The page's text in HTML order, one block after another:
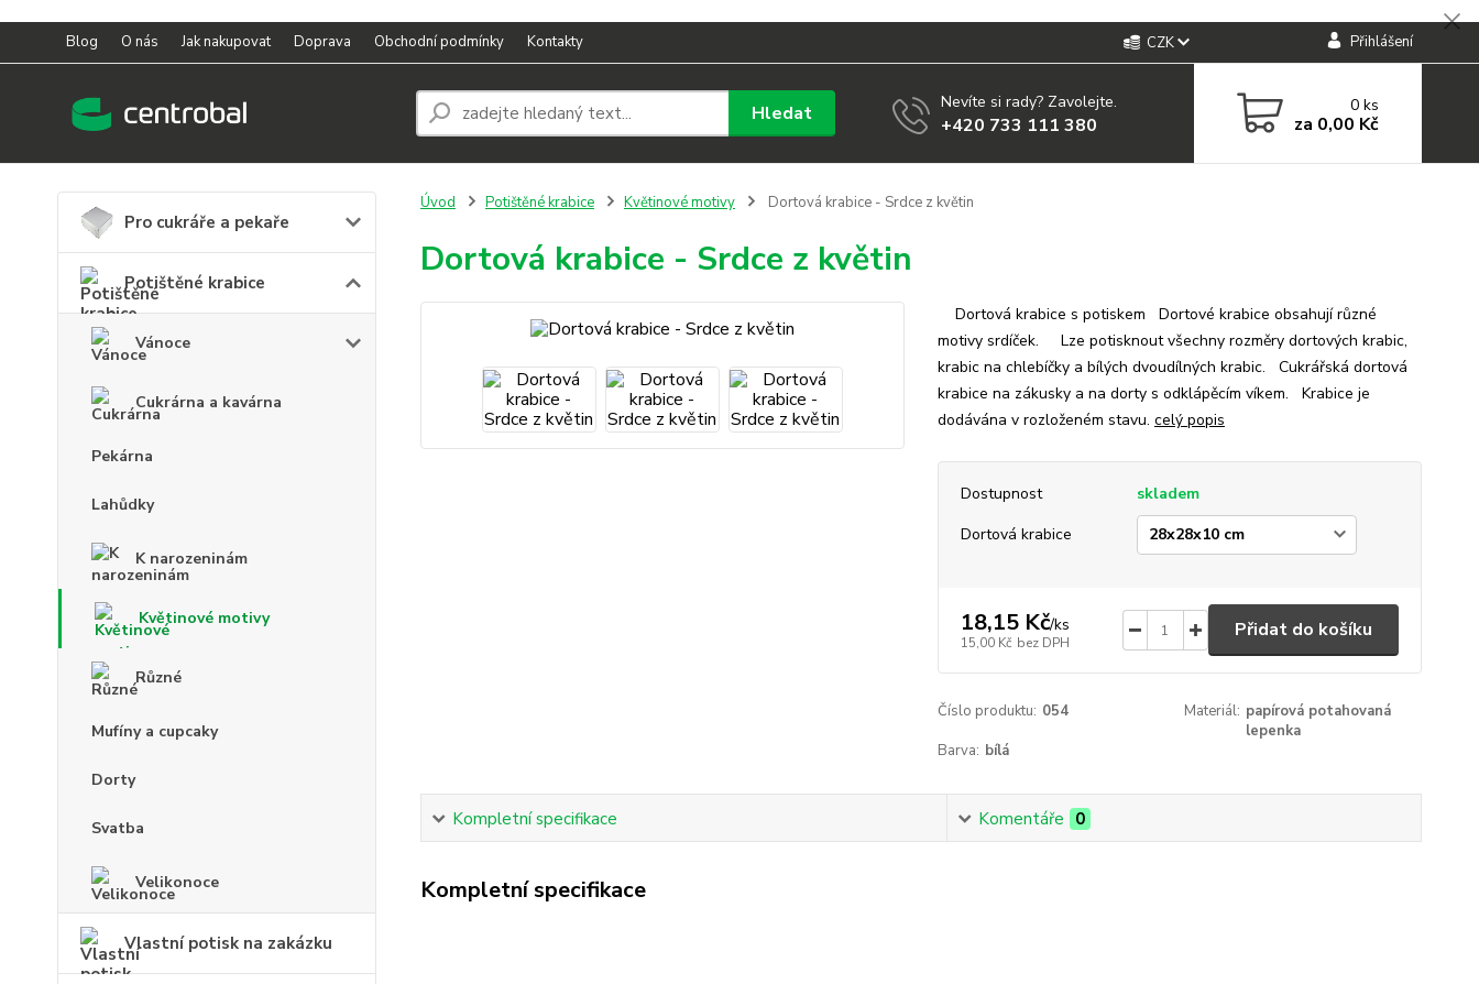
Blog O nás Jak nakupovat Doprava Obchodní podmínky Kontakty CZK Přihlášení
Hledat Nevíte si rady? Zavolejte.
+420 733 111 380
0ks
za 0,00 Kč
Pro cukráře a pekaře
Potištěné krabice
Vánoce
Cukrárna a kavárna
Pekárna
Lahůdky
K narozeninám
Květinové motivy
Různé
Mufíny a cupcaky
Dorty
Svatba
Velikonoce
Vlastní potisk na zakázku
Úvod Potištěné krabice Květinové motivy Dortová krabice - Srdce z květin
Dortová krabice - Srdce z květin
Dortová krabice s potiskem Dortové krabice obsahují různé
motivy srdíček. Lze potisknout všechny rozměry dortových krabic,
krabic na chlebíčky a bílých dvoudílných krabic. Cukrářská dortová
krabice na zákusky a na dorty s odklápěcím víkem. Krabice je
dodávána v rozloženém stavu. celý popis
Dostupnost
skladem
Dortová krabice
18,15 Kč/ks
15,00 Kč bez DPH
Přidat do košíku
Číslo produktu: 054 Materiál: papírová potahovaná
lepenka
Barva: bílá
Kompletní specifikace Komentáře 0
Kompletní specifikace